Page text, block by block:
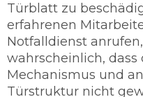
Türblatt zu
erfahrenen
Notfalldienst
wahrscheinlich, dass
Mechanismus und
Türstruktur nicht